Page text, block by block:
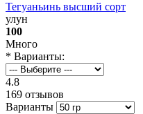
Тегуаньинь высший сорт
улун
100
Много
* Варианты:
4.8
169 отзывов
Варианты